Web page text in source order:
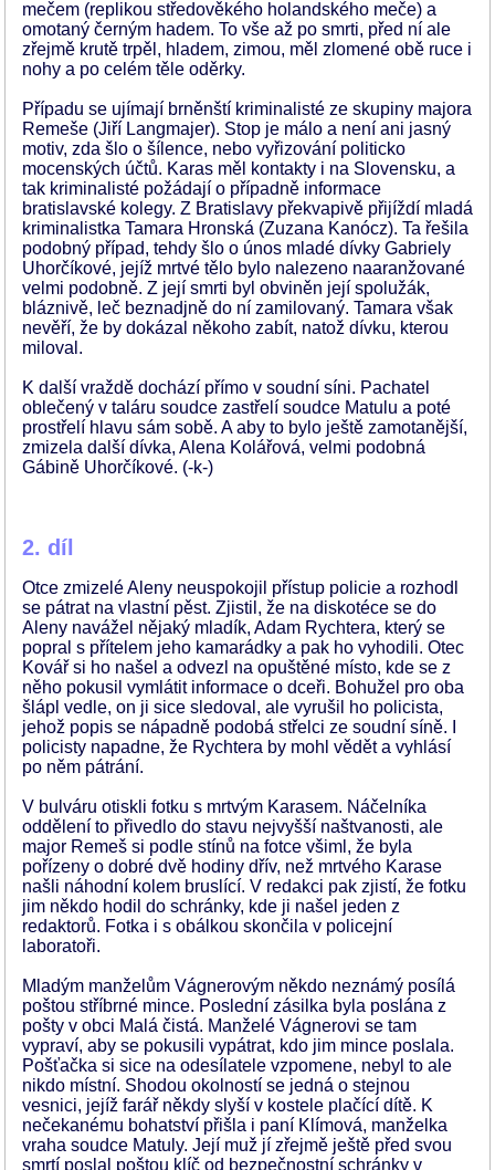
mečem (replikou středověkého holandského meče) a
omotaný černým hadem. To vše až po smrti, před ní ale
zřejmě krutě trpěl, hladem, zimou, měl zlomené obě ruce i
nohy a po celém těle oděrky.
Případu se ujímají brněnští kriminalisté ze skupiny majora
Remeše (Jiří Langmajer). Stop je málo a není ani jasný
motiv, zda šlo o šílence, nebo vyřizování politicko
mocenských účtů. Karas měl kontakty i na Slovensku, a
tak kriminalisté požádají o případně informace
bratislavské kolegy. Z Bratislavy překvapivě přijíždí mladá
kriminalistka Tamara Hronská (Zuzana Kanócz). Ta řešila
podobný případ, tehdy šlo o únos mladé dívky Gabriely
Uhorčíkové, jejíž mrtvé tělo bylo nalezeno naaranžované
velmi podobně. Z její smrti byl obviněn její spolužák,
bláznivě, leč beznadjně do ní zamilovaný. Tamara však
nevěří, že by dokázal někoho zabít, natož dívku, kterou
miloval.
K další vraždě dochází přímo v soudní síni. Pachatel
oblečený v taláru soudce zastřelí soudce Matulu a poté
prostřelí hlavu sám sobě. A aby to bylo ještě zamotanější,
zmizela další dívka, Alena Kolářová, velmi podobná
Gábině Uhorčíkové. (-k-)
2. díl
Otce zmizelé Aleny neuspokojil přístup policie a rozhodl
se pátrat na vlastní pěst. Zjistil, že na diskotéce se do
Aleny navážel nějaký mladík, Adam Rychtera, který se
popral s přítelem jeho kamarádky a pak ho vyhodili. Otec
Kovář si ho našel a odvezl na opuštěné místo, kde se z
něho pokusil vymlátit informace o dceři. Bohužel pro oba
šlápl vedle, on ji sice sledoval, ale vyrušil ho policista,
jehož popis se nápadně podobá střelci ze soudní síně. I
policisty napadne, že Rychtera by mohl vědět a vyhlásí
po něm pátrání.
V bulváru otiskli fotku s mrtvým Karasem. Náčelníka
oddělení to přivedlo do stavu nejvyšší naštvanosti, ale
major Remeš si podle stínů na fotce všiml, že byla
pořízeny o dobré dvě hodiny dřív, než mrtvého Karase
našli náhodní kolem bruslící. V redakci pak zjistí, že fotku
jim někdo hodil do schránky, kde ji našel jeden z
redaktorů. Fotka i s obálkou skončila v policejní
laboratoři.
Mladým manželům Vágnerovým někdo neznámý posílá
poštou stříbrné mince. Poslední zásilka byla poslána z
pošty v obci Malá čistá. Manželé Vágnerovi se tam
vypraví, aby se pokusili vypátrat, kdo jim mince poslala.
Pošťačka si sice na odesílatele vzpomene, nebyl to ale
nikdo místní. Shodou okolností se jedná o stejnou
vesnici, jejíž farář někdy slyší v kostele plačící dítě. K
nečekanému bohatství přišla i paní Klímová, manželka
vraha soudce Matuly. Její muž jí zřejmě ještě před svou
smrtí poslal poštou klíč od bezpečnostní schránky v